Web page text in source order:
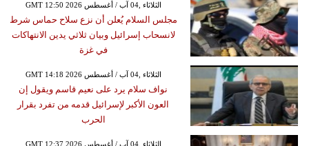
GMT 12:50 2026 الثلاثاء ,04 آب / أغسطس
مجلس السلام يُعلن أن نزع سلاح حماس شرط
لانسحاب إسرائيل وبيان ثلاثي يدين الانتهاكات
في غزة
GMT 14:18 2026 الثلاثاء ,04 آب / أغسطس
نواف سلام يرد على نعيم قاسم ويقول إن
العون الأكبر لإسرائيل قدمه من تفرد بقرار
الحرب
GMT 12:37 2026 الثلاثاء ,04 آب / أغسطس